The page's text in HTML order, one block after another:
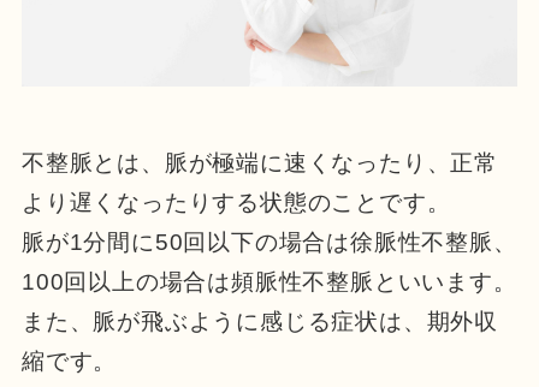
不整脈とは、脈が極端に速くなったり、正常
より遅くなったりする状態のことです。
脈が1分間に50回以下の場合は徐脈性不整脈、
100回以上の場合は頻脈性不整脈といいます。
また、脈が飛ぶように感じる症状は、期外収
縮です。